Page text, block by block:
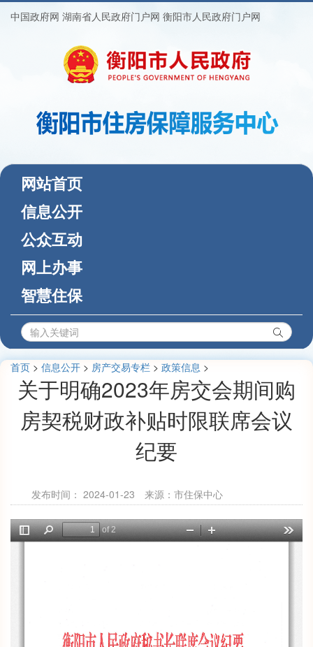
中国政府网 湖南省人民政府门户网 衡阳市人民政府门户网
网站首页(current)
信息公开
公众互动
网上办事
智慧住保
首页 > 信息公开 > 房产交易专栏 > 政策信息 >
关于明确2023年房交会期间购
房契税财政补贴时限联席会议
纪要
发布时间： 2024-01-23 来源：市住保中心